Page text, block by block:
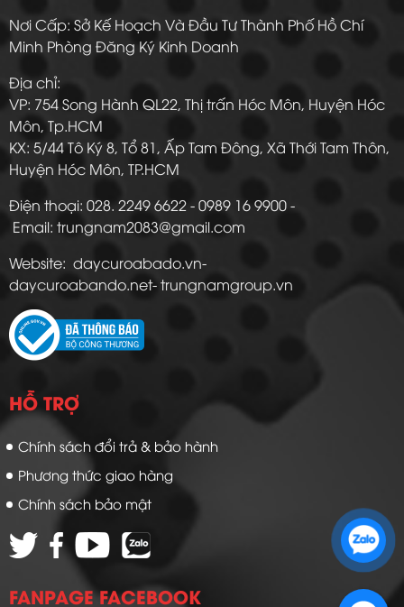
Nơi Cấp: Sở Kế Hoạch Và Đầu Tư Thành Phố Hồ Chí
Minh Phòng Đăng Ký Kinh Doanh
Địa chỉ:
VP: 754 Song Hành QL22, Thị trấn Hóc Môn, Huyện Hóc
Môn, Tp.HCM
KX: 5/44 Tô Ký 8, Tổ 81, Ấp Tam Đông, Xã Thới Tam Thôn,
Huyện Hóc Môn, TP.HCM
Điện thoại: 028. 2249 6622 - 0989 16 9900 -
Email: trungnam2083@gmail.com
Website: daycuroabado.vn-
daycuroabando.net- trungnamgroup.vn
HỖ TRỢ
Chính sách đổi trả & bảo hành
Phương thức giao hàng
Chính sách bảo mật
FANPAGE FACEBOOK
Zalo 2: 0972 14 9900